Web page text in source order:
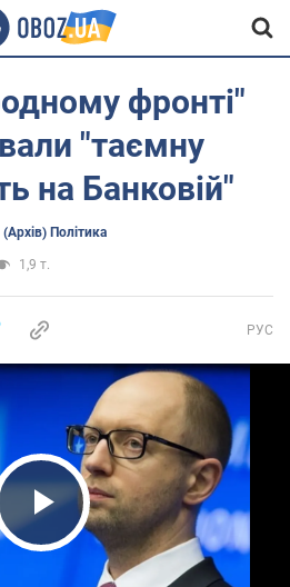
фронті"
"таємну
на Банковій"
(Архів) Політика
1,9 т.
РУС
Play Video